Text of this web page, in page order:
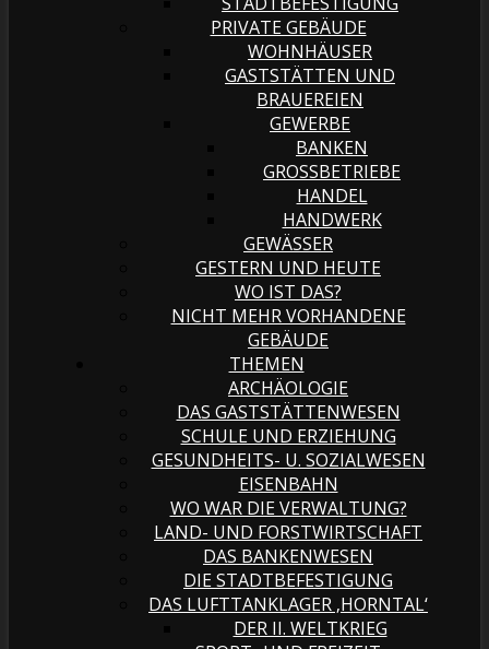
PRIVATE GEBÄUDE
WOHNHÄUSER
GASTSTÄTTEN UND
BRAUEREIEN
GEWERBE
BANKEN
GROSSBETRIEBE
HANDEL
HANDWERK
GEWÄSSER
GESTERN UND HEUTE
WO IST DAS?
NICHT MEHR VORHANDENE
GEBÄUDE
THEMEN
ARCHÄOLOGIE
DAS GASTSTÄTTENWESEN
SCHULE UND ERZIEHUNG
GESUNDHEITS- U. SOZIALWESEN
EISENBAHN
WO WAR DIE VERWALTUNG?
LAND- UND FORSTWIRTSCHAFT
DAS BANKENWESEN
DIE STADTBEFESTIGUNG
DAS LUFTTANKLAGER ‚HORNTAL‘
DER II. WELTKRIEG